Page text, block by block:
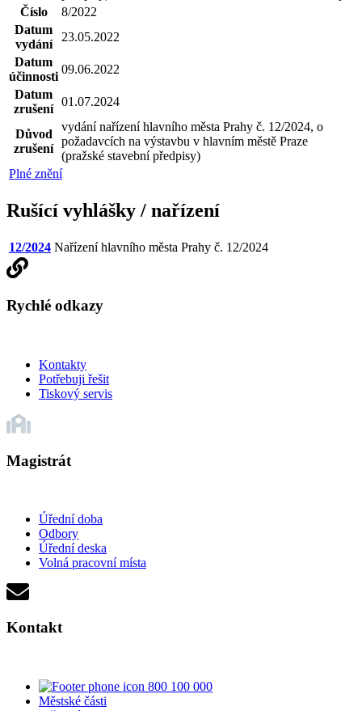
Číslo
8/2022
Datum
vydání
23.05.2022
Datum
účinnosti
09.06.2022
Datum
zrušení
01.07.2024
Důvod
zrušení
vydání nařízení hlavního města Prahy č. 12/2024, o
požadavcích na výstavbu v hlavním městě Praze
(pražské stavební předpisy)
Plné znění
Rušící vyhlášky / nařízení
12/2024 Nařízení hlavního města Prahy č. 12/2024
Rychlé odkazy
Kontakty
Potřebuji řešit
Tiskový servis
Magistrát
Úřední doba
Odbory
Úřední deska
Volná pracovní místa
Kontakt
800 100 000
Městské části